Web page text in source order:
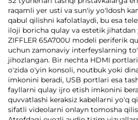
raqamli yer usti va sun'iy yo'ldosh
qabul qilishni kafolatlaydi, bu esa
iloji boricha qulay va estetik
ZIFFLER 65A700U modeli periferik
uchun zamonaviy interfeyslarning
jihozlangan. Bir nechta HDMI
o'zida o'yin konsoli, noutbuk yoki
imkonini beradi, USB portlari esa
fayllarni qulay ijro etish imkonini
quvvatlashi keraksiz kabellarni yo'q
sifatli videolarni onlayn tomosha